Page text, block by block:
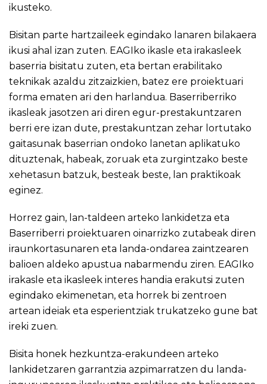
ikusteko.
Bisitan parte hartzaileek egindako lanaren bilakaera
ikusi ahal izan zuten. EAGIko ikasle eta irakasleek
baserria bisitatu zuten, eta bertan erabilitako
teknikak azaldu zitzaizkien, batez ere proiektuari
forma ematen ari den harlandua. Baserriberriko
ikasleak jasotzen ari diren egur-prestakuntzaren
berri ere izan dute, prestakuntzan zehar lortutako
gaitasunak baserrian ondoko lanetan aplikatuko
dituztenak, habeak, zoruak eta zurgintzako beste
xehetasun batzuk, besteak beste, lan praktikoak
eginez.
Horrez gain, lan-taldeen arteko lankidetza eta
Baserriberri proiektuaren oinarrizko zutabeak diren
iraunkortasunaren eta landa-ondarea zaintzearen
balioen aldeko apustua nabarmendu ziren. EAGIko
irakasle eta ikasleek interes handia erakutsi zuten
egindako ekimenetan, eta horrek bi zentroen
artean ideiak eta esperientziak trukatzeko gune bat
ireki zuen.
Bisita honek hezkuntza-erakundeen arteko
lankidetzaren garrantzia azpimarratzen du landa-